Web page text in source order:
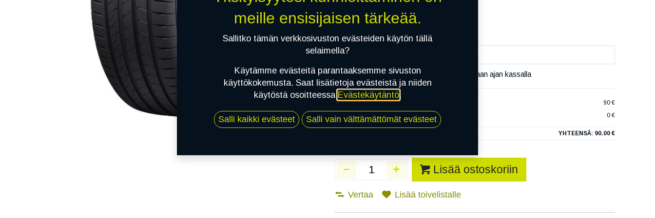
Asennuspalvelu
Mikäli valitset asennuksen, pääset varaamaan ajan kassalla
1X 185/55R16 87V SAILUN ATREZZO ELITE2 XL
90 €
EI ASENNUSTA
0 €
YHTEENSÄ: 90.00 €
Lisää ostoskoriin
Vertaa Lisää toivelistalle
meille ensisijaisen tärkeää.
Sallitko tämän verkkosivuston evästeiden käytön tällä
selaimella?
Käytämme evästeitä parantaaksemme sivuston
käyttökokemusta. Saat lisätietoja evästeistä ja niiden
käytöstä osoitteessa Evästekäytäntö.
Salli kaikki evästeet Salli vain välttämättömät evästeet